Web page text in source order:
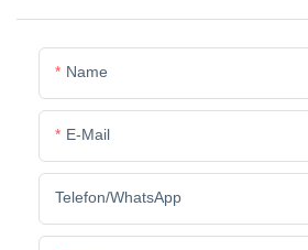
Name
E-Mail
Telefon/WhatsApp